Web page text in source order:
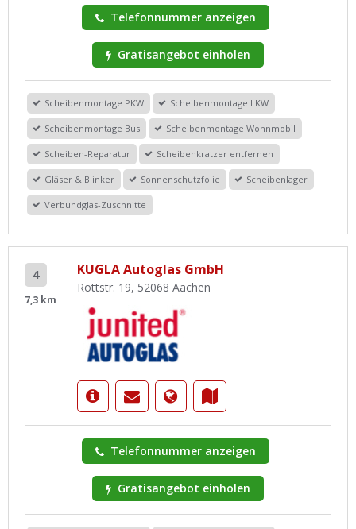
Telefonnummer anzeigen
Gratisangebot einholen
Scheibenmontage PKW Scheibenmontage LKW
Scheibenmontage Bus Scheibenmontage Wohnmobil
Scheiben-Reparatur Scheibenkratzer entfernen
Gläser & Blinker Sonnenschutzfolie Scheibenlager
Verbundglas-Zuschnitte
4
7,3 km
KUGLA Autoglas GmbH
Rottstr. 19, 52068 Aachen
Telefonnummer anzeigen
Gratisangebot einholen